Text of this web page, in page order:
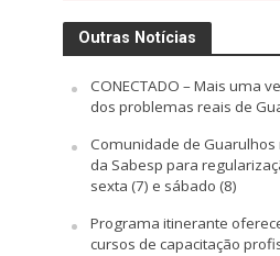
Outras Notícias
CONECTADO – Mais uma
dos problemas reais de
Comunidade de
da Sabesp para
sexta (7) e sábado (8)
Programa itinerante
cursos de capacitação